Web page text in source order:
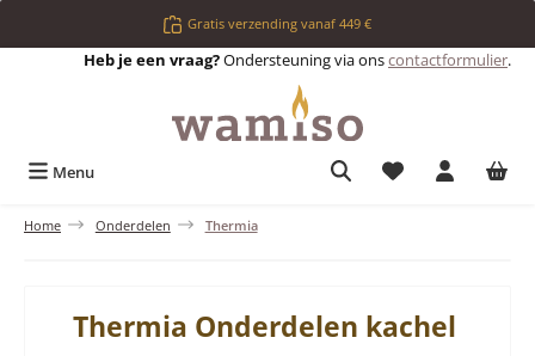
Ga naar de hoofdinhoudGratis verzending vanaf 449 €
Heb je een vraag?Ondersteuning via onscontactformulier.
Menu Je hebt 0 items
Home Onderdelen Thermia
Thermia Onderdelen kachel